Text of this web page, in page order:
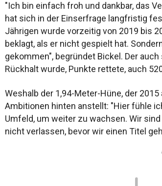
"Ich bin einfach froh und dankbar, das
hat sich in der Einserfrage langfristig
Jährigen wurde vorzeitig von 2019 bis
beklagt, als er nicht gespielt hat.
gekommen", begründet Bickel. Der
Rückhalt wurde, Punkte rettete, auch
Weshalb der 1,94-Meter-Hüne, der
Ambitionen hinten anstellt: "Hier fühle
Umfeld, um weiter zu wachsen. Wir
nicht verlassen, bevor wir einen Titel